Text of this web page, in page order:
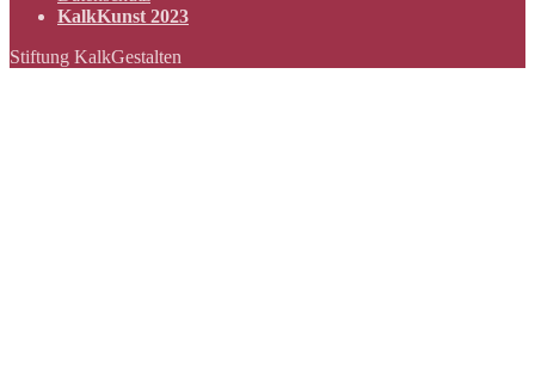
KalkKunst 2023
Stiftung KalkGestalten